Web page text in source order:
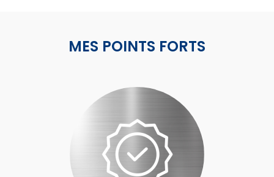
MES POINTS FORTS